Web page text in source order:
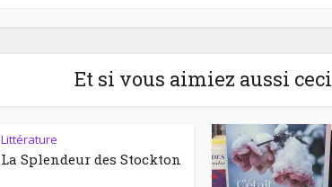
Et si vous aimiez aussi ceci
Littérature
La Splendeur des Stockton